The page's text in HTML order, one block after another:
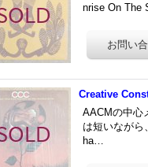
nrise On The
Creative
AACMの中心
は短いながら
ha…